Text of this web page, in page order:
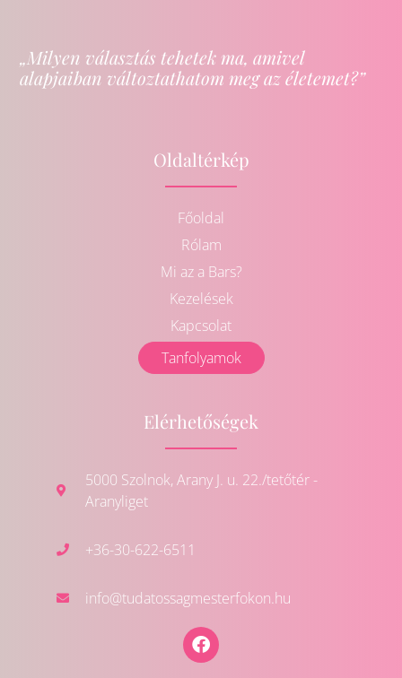
„Milyen választás tehetek ma, amivel
alapjaiban változtathatom meg az életemet?”
Oldaltérkép
Főoldal
Rólam
Mi az a Bars?
Kezelések
Kapcsolat
Tanfolyamok
Elérhetőségek
5000 Szolnok, Arany J. u. 22./tetőtér -
Aranyliget
+36-30-622-6511
info@tudatossagmesterfokon.hu